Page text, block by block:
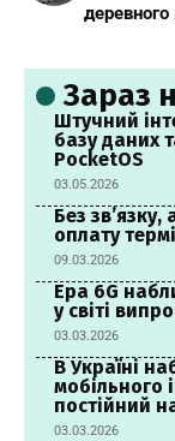
деревного
Зараз
Штучний
базу даних
PocketOS
03.05.2026
Без
оплату
09.03.2026
Ера 6G
у світі
03.03.2026
В Україні
мобільного
постійний
03.03.2026